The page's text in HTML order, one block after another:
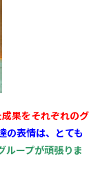
果をそれぞれのグ
の表情は、とても
ループが頑張りま